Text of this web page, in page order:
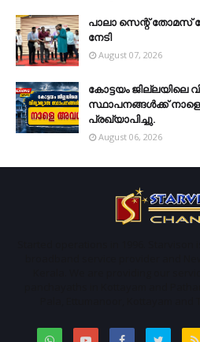
പാലാ സെന്റ് തോമസ്
നേടി
August 07, 2026
കോട്ടയം ജില്ലയിലെ
സ്ഥാപനങ്ങള്‍ക്ക് നാളെ
പ്രഖ്യാപിച്ചു.
August 06, 2026